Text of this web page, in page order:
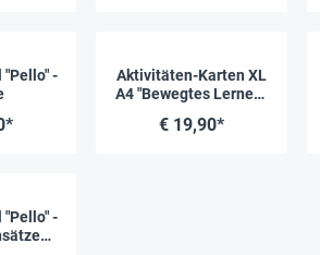
-
Aktivitäten-Karten XL
A4 "Bewegtes Lernen",
tlg.
€ 19,90*
-